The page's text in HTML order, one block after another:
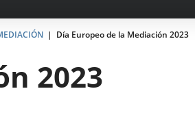
se
abrirá
una
ventana
Día Europeo de la Mediación 2023
2023